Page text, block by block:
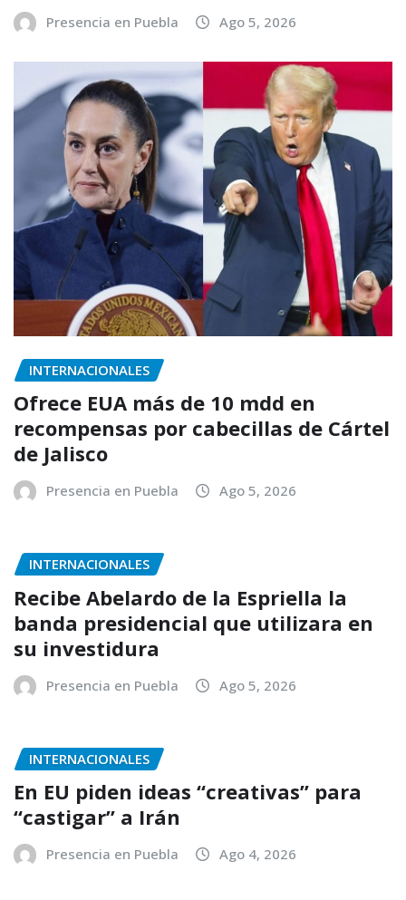
Presencia en Puebla Ago 5, 2026
INTERNACIONALES
Ofrece EUA más de 10 mdd en
recompensas por cabecillas de Cártel
de Jalisco
Presencia en Puebla Ago 5, 2026
INTERNACIONALES
Recibe Abelardo de la Espriella la
banda presidencial que utilizara en
su investidura
Presencia en Puebla Ago 5, 2026
INTERNACIONALES
En EU piden ideas “creativas” para
“castigar” a Irán
Presencia en Puebla Ago 4, 2026